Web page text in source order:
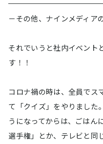
－その他、ナインメディア
それでいうと社内イベント
す！！
コロナ禍の時は、全員でス
て「クイズ」をやりました
うになってからは、ごはん
選手権」とか、テレビと同